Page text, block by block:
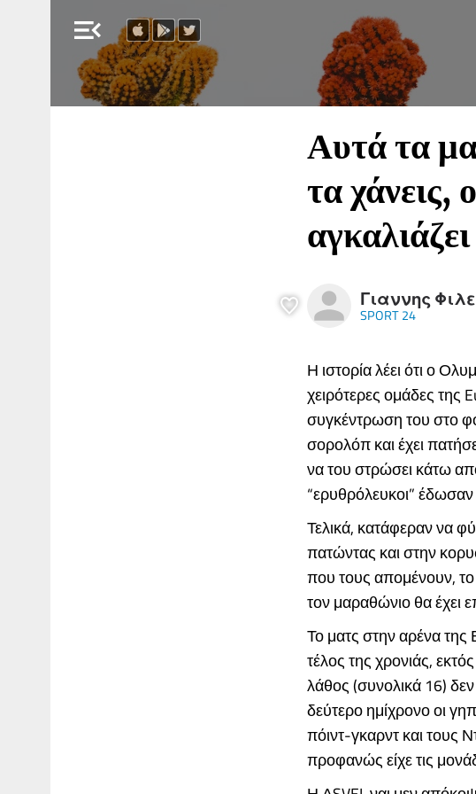
menu_open
Αυτά τα
τα χάνεις,
Γιαννης
SPORT 24
Η ιστορία λέει ότι ο
χειρότερες ομάδες της
συγκέντρωση του στο
σορολόπ και έχει
να του στρώσει κάτω
“ερυθρόλευκοι”
Τελικά, κατάφεραν να
πατώντας και στην
που τους απομένουν,
τον μαραθώνιο θα έχει
Το ματς στην αρένα της
τέλος της χρονιάς,
λάθος (συνολικά 16)
δεύτερο ημίχρονο οι
πόιντ-γκαρντ και τους
προφανώς είχε τις